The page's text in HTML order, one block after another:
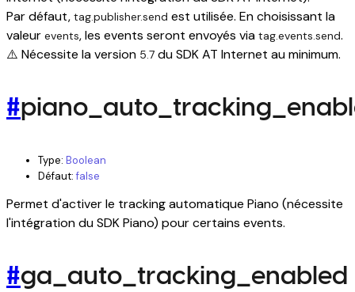
Par défaut, tag.publisher.send est utilisée. En choisissant la
valeur events, les events seront envoyés via tag.events.send.
⚠️ Nécessite la version 5.7 du SDK AT Internet au minimum.
#
Type: Boolean
Défaut:false
Permet d'activer le tracking automatique Piano (nécessite
l'intégration du SDK Piano) pour certains events.
#ga_auto_tracking_enabled